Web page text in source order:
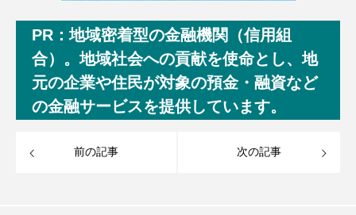
PR：地域密着型の金融機関（信用組
合）。地域社会への貢献を使命とし、地
元の企業や住民が対象の預金・融資など
の金融サービスを提供しています。
前の記事 次の記事